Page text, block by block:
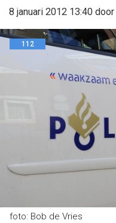
8 januari 2012 13:40 door
112
foto: Bob de Vries